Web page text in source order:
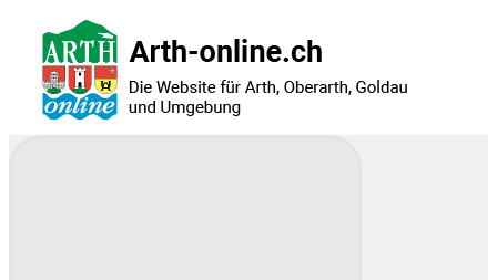
Hauptinhalt
springen